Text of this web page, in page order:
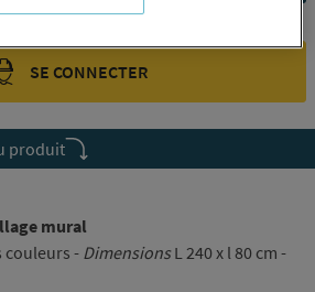
SE CONNECTER
produit
mural
couleurs - Dimensions L 240 x l 80 cm -